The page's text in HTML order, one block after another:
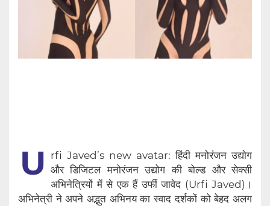
U
rfi Javed’s new avatar: हिंदी मनोरंजन उद्योग
और डिजिटल मनोरंजन उद्योग की बोल्ड और सेक्सी
अभिनेत्रियों में से एक हैं उर्फी जावेद (Urfi Javed)।
अभिनेत्री ने अपने अद्भुत अभिनय का स्वाद दर्शकों को बेहद अलग